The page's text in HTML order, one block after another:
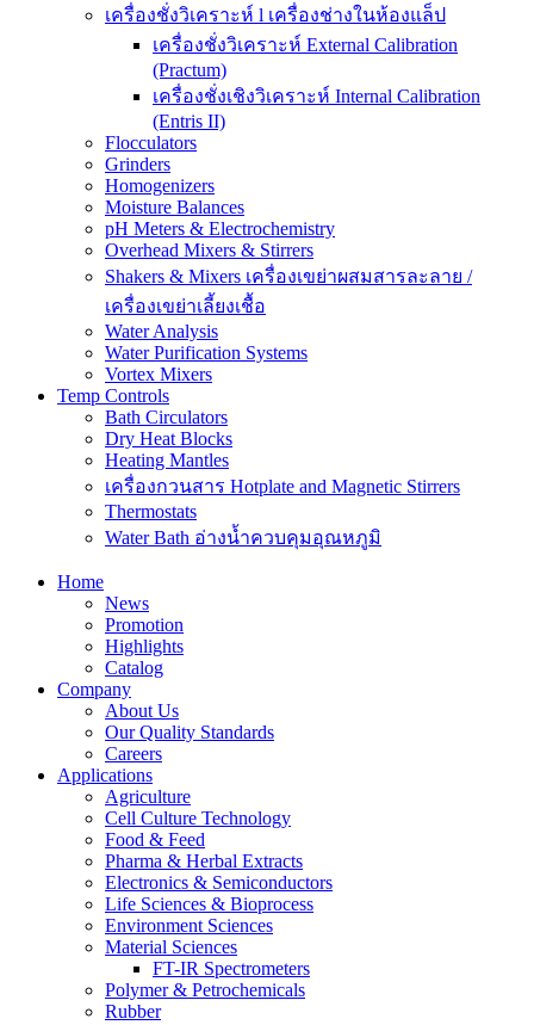
เครื่องชั่งวิเคราะห์ l เครื่องช่างในห้องแล็ป
เครื่องชั่งวิเคราะห์ External Calibration
(Practum)
เครื่องชั่งเชิงวิเคราะห์ Internal Calibration
(Entris II)
Flocculators
Grinders
Homogenizers
Moisture Balances
pH Meters & Electrochemistry
Overhead Mixers & Stirrers
Shakers & Mixers เครื่องเขย่าผสมสารละลาย /
เครื่องเขย่าเลี้ยงเชื้อ
Water Analysis
Water Purification Systems
Vortex Mixers
Temp Controls
Bath Circulators
Dry Heat Blocks
Heating Mantles
เครื่องกวนสาร Hotplate and Magnetic Stirrers
Thermostats
Water Bath อ่างน้ำควบคุมอุณหภูมิ
Home
News
Promotion
Highlights
Catalog
Company
About Us
Our Quality Standards
Careers
Applications
Agriculture
Cell Culture Technology
Food & Feed
Pharma & Herbal Extracts
Electronics & Semiconductors
Life Sciences & Bioprocess
Environment Sciences
Material Sciences
FT-IR Spectrometers
Polymer & Petrochemicals
Rubber